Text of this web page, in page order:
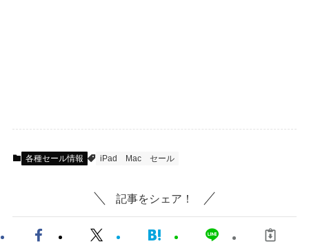
各種セール情報 iPad Mac セール
記事をシェア！